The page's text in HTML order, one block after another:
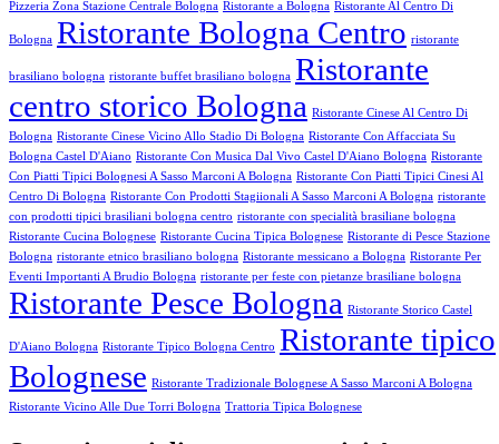
Pizzeria Zona Stazione Centrale Bologna Ristorante a Bologna Ristorante Al Centro Di
Bologna Ristorante Bologna Centro ristorante
brasiliano bologna ristorante buffet brasiliano bologna Ristorante
centro storico Bologna Ristorante Cinese Al Centro Di
Bologna Ristorante Cinese Vicino Allo Stadio Di Bologna Ristorante Con Affacciata Su
Bologna Castel D'Aiano Ristorante Con Musica Dal Vivo Castel D'Aiano Bologna Ristorante
Con Piatti Tipici Bolognesi A Sasso Marconi A Bologna Ristorante Con Piatti Tipici Cinesi Al
Centro Di Bologna Ristorante Con Prodotti Stagiionali A Sasso Marconi A Bologna ristorante
con prodotti tipici brasiliani bologna centro ristorante con specialità brasiliane bologna
Ristorante Cucina Bolognese Ristorante Cucina Tipica Bolognese Ristorante di Pesce Stazione
Bologna ristorante etnico brasiliano bologna Ristorante messicano a Bologna Ristorante Per
Eventi Importanti A Brudio Bologna ristorante per feste con pietanze brasiliane bologna
Ristorante Pesce Bologna Ristorante Storico Castel
D'Aiano Bologna Ristorante Tipico Bologna Centro Ristorante tipico
Bolognese Ristorante Tradizionale Bolognese A Sasso Marconi A Bologna
Ristorante Vicino Alle Due Torri Bologna Trattoria Tipica Bolognese